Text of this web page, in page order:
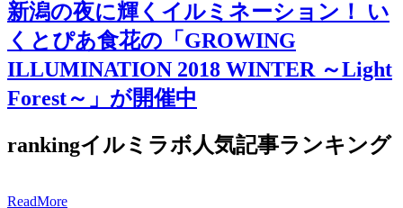
新潟の夜に輝くイルミネーション！ い
くとぴあ食花の「GROWING
ILLUMINATION 2018 WINTER ～Light
Forest～」が開催中
rankingイルミラボ人気記事ランキング
ReadMore